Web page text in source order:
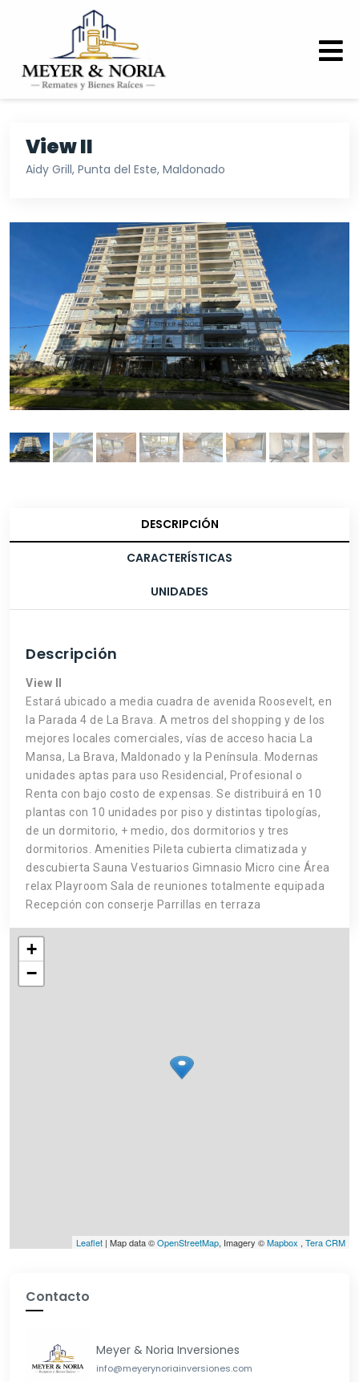
View II
Aidy Grill, Punta del Este, Maldonado
DESCRIPCIÓN
CARACTERÍSTICAS
UNIDADES
Descripción
View II
Estará ubicado a media cuadra de avenida Roosevelt, en
la Parada 4 de La Brava. A metros del shopping y de los
mejores locales comerciales, vías de acceso hacia La
Mansa, La Brava, Maldonado y la Península. Modernas
unidades aptas para uso Residencial, Profesional o
Renta con bajo costo de expensas. Se distribuirá en 10
plantas con 10 unidades por piso y distintas tipologías,
de un dormitorio, + medio, dos dormitorios y tres
dormitorios. Amenities Pileta cubierta climatizada y
descubierta Sauna Vestuarios Gimnasio Micro cine Área
relax Playroom Sala de reuniones totalmente equipada
Recepción con conserje Parrillas en terraza
+
−
Leaflet | Map data ©OpenStreetMap, Imagery ©Mapbox , Tera CRM
Contacto
Meyer & Noria Inversiones
info@meyerynoriainversiones.com